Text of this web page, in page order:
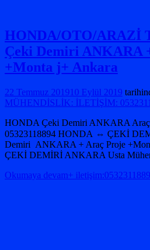
HONDA/OTO/ARAZİ
Çeki Demiri ANKARA
+Monta j+ Ankara
22 Temmuz 201910 Eylül 2019
MÜHENDİSLİK: İLETİŞİM:
HONDA Çeki Demiri ANKARA Araç
05323118894 HONDA ⇔ ÇEKİ
Demiri ANKARA + Araç Proje
ÇEKİ DEMİRİ ANKARA Usta
Okumaya devam+